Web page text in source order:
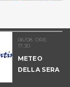
06/08 ORE:
17.30
METEO
DELLA SERA